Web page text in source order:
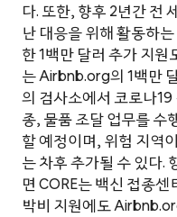
다. 또한, 향후 2년간 전
난 대응을 위해 활동하
한 1백만 달러 추가 지원
는 Airbnb.org의 1백만
의 검사소에서 코로나
종, 물품 조달 업무를 수
할 예정이며, 위험 지역
는 차후 추가될 수 있다.
면 CORE는 백신 접종
박비 지원에도